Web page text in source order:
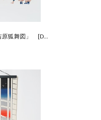
注染手ぬぐい 「吉原狐舞図」 [D144]